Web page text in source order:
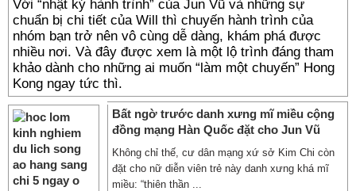
Với “nhật ký hành trình” của Jun Vũ và những sự
chuẩn bị chi tiết của Will thì chuyến hành trình của
nhóm bạn trở nên vô cùng dễ dàng, khám phá được
nhiều nơi. Và đây được xem là một lộ trình đáng tham
khảo dành cho những ai muốn “làm một chuyến” Hong
Kong ngay tức thì.
Bất ngờ trước danh xưng mĩ miều cộng
đồng mạng Hàn Quốc đặt cho Jun Vũ
Không chỉ thế, cư dân mạng xứ sở Kim Chi còn
đặt cho nữ diễn viên trẻ này danh xưng khá mĩ
miều: “thiên thần ...